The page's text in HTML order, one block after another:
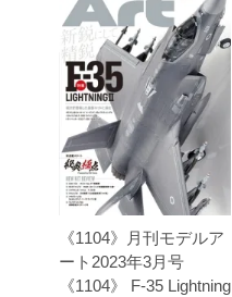
《1104》月刊モデルア
ート2023年3月号
《1104》 F-35 Lightning